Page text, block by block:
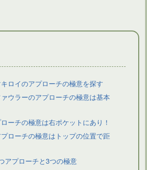
回で目指せシングル仲間入り！？
ロイのアプローチの極意を探す
ウラーのアプローチの極意は基本
ーチの極意は右ポケットにあり！
ローチの極意はトップの位置で距
アプローチと3つの極意